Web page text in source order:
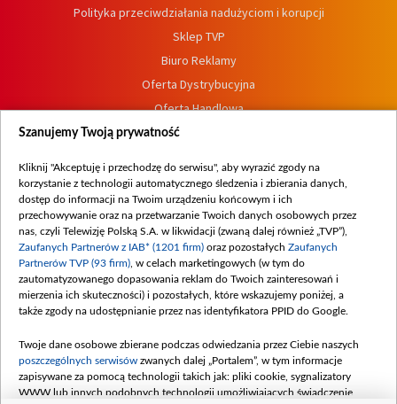
Polityka przeciwdziałania nadużyciom i korupcji
Sklep TVP
Biuro Reklamy
Oferta Dystrybucyjna
Oferta Handlowa
Dostępność
Procedura zgłoszeń wewnętrznych
Szanujemy Twoją prywatność
Kliknij "Akceptuję i przechodzę do serwisu", aby wyrazić zgody na
korzystanie z technologii automatycznego śledzenia i zbierania danych,
dostęp do informacji na Twoim urządzeniu końcowym i ich
przechowywanie oraz na przetwarzanie Twoich danych osobowych przez
nas, czyli Telewizję Polską S.A. w likwidacji (zwaną dalej również „TVP”),
Zaufanych Partnerów z IAB* (1201 firm) oraz pozostałych Zaufanych
Partnerów TVP (93 firm) , w celach marketingowych (w tym do
zautomatyzowanego dopasowania reklam do Twoich zainteresowań i
mierzenia ich skuteczności) i pozostałych, które wskazujemy poniżej, a
także zgody na udostępnianie przez nas identyfikatora PPID do Google.
Twoje dane osobowe zbierane podczas odwiedzania przez Ciebie naszych
poszczególnych serwisów zwanych dalej „Portalem”, w tym informacje
zapisywane za pomocą technologii takich jak: pliki cookie, sygnalizatory
WWW lub innych podobnych technologii umożliwiających świadczenie